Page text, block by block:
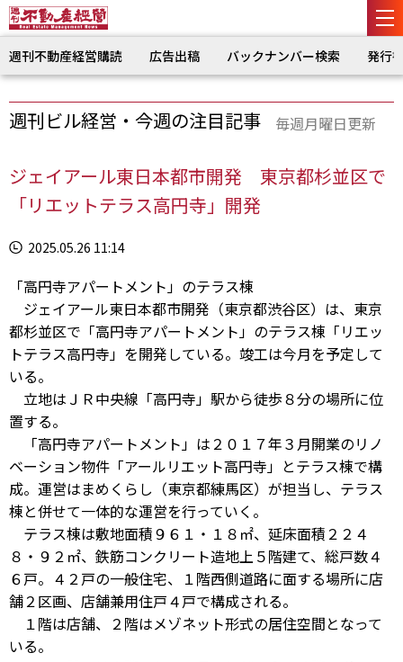
週刊不動産経営購読 広告出稿 バックナンバー検索 発行
週刊ビル経営・今週の注目記事 毎週月曜日更新
ジェイアール東日本都市開発 東京都杉並区で
「リエットテラス高円寺」開発
2025.05.26 11:14
「高円寺アパートメント」のテラス棟
ジェイアール東日本都市開発（東京都渋谷区）は、東京
都杉並区で「高円寺アパートメント」のテラス棟「リエッ
トテラス高円寺」を開発している。竣工は今月を予定して
いる。
立地はＪＲ中央線「高円寺」駅から徒歩８分の場所に位
置する。
「高円寺アパートメント」は２０１７年３月開業のリノ
ベーション物件「アールリエット高円寺」とテラス棟で構
成。運営はまめくらし（東京都練馬区）が担当し、テラス
棟と併せて一体的な運営を行っていく。
テラス棟は敷地面積９６１・１８㎡、延床面積２２４
８・９２㎡、鉄筋コンクリート造地上５階建て、総戸数４
６戸。４２戸の一般住宅、１階西側道路に面する場所に店
舗２区画、店舗兼用住戸４戸で構成される。
１階は店舗、２階はメゾネット形式の居住空間となって
いる。